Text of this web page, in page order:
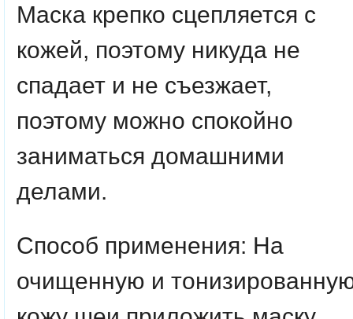
Маска крепко сцепляется с
кожей, поэтому никуда не
спадает и не съезжает,
поэтому можно спокойно
заниматься домашними
делами.
Способ применения: На
очищенную и